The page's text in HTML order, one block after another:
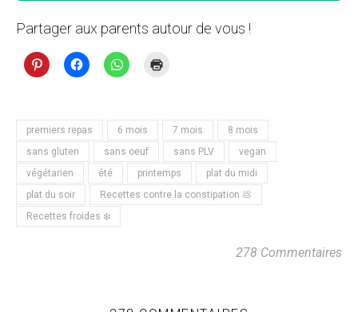
Partager aux parents autour de vous !
premiers repas 6 mois 7 mois
8 mois
sans gluten
sans oeuf sans PLV
vegan
végétarien
été printemps
plat du midi
plat du soir
Recettes contre la constipation 💩
Recettes froides ❄️
278 Commentaires